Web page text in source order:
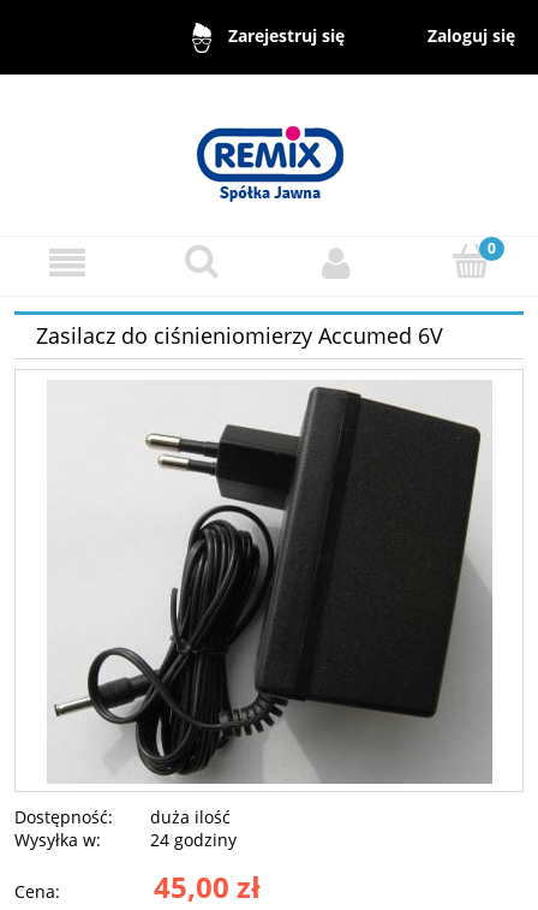
Zarejestruj się Zaloguj się
Zasilacz do ciśnieniomierzy Accumed 6V
Dostępność:
duża ilość
Wysyłka w:
24 godziny
Cena: 45,00 zł